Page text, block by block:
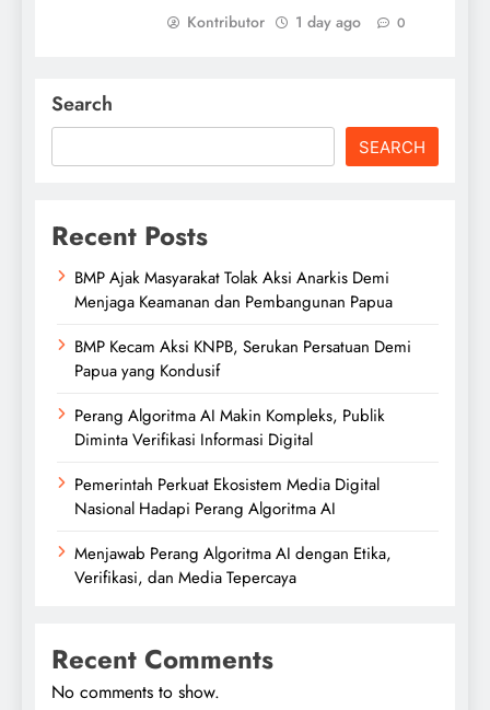
Kontributor 1 day ago 0
Search
SEARCH
Recent Posts
BMP Ajak Masyarakat Tolak Aksi Anarkis Demi
Menjaga Keamanan dan Pembangunan Papua
BMP Kecam Aksi KNPB, Serukan Persatuan Demi
Papua yang Kondusif
Perang Algoritma AI Makin Kompleks, Publik
Diminta Verifikasi Informasi Digital
Pemerintah Perkuat Ekosistem Media Digital
Nasional Hadapi Perang Algoritma AI
Menjawab Perang Algoritma AI dengan Etika,
Verifikasi, dan Media Tepercaya
Recent Comments
No comments to show.